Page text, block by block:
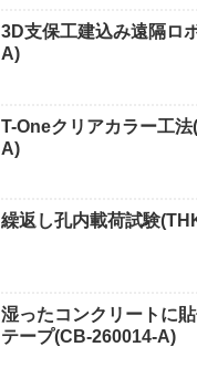
3D支保工建込み遠隔ロ
A)
T-Oneクリアカラー工
A)
繰返し孔内載荷試験
湿ったコンクリートに
テープ(CB-260014-A)